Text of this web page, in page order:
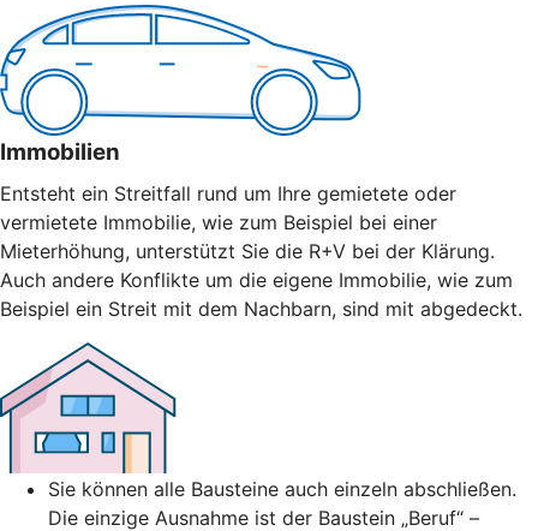
Immobilien
Entsteht ein Streitfall rund um Ihre gemietete oder
vermietete Immobilie, wie zum Beispiel bei einer
Mieterhöhung, unterstützt Sie die R+V bei der Klärung.
Auch andere Konflikte um die eigene Immobilie, wie zum
Beispiel ein Streit mit dem Nachbarn, sind mit abgedeckt.
Sie können alle Bausteine auch einzeln abschließen.
Die einzige Ausnahme ist der Baustein „Beruf“ –